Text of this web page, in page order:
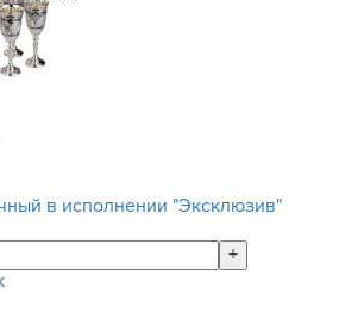
в исполнении "Эксклюзив"
+